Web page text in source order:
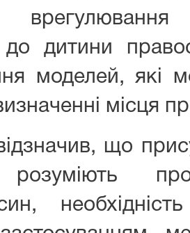
до дитини
моделей, які
місця
що